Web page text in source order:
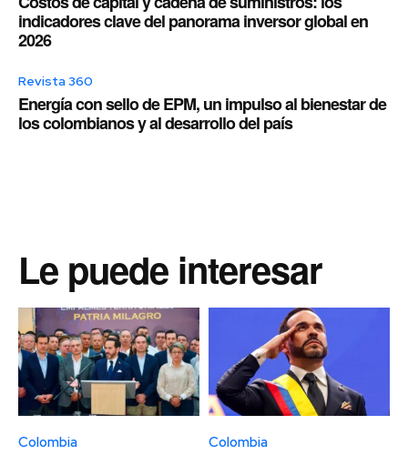
indicadores clave del panorama inversor global en
2026
Revista 360
Energía con sello de EPM, un impulso al bienestar de
los colombianos y al desarrollo del país
Le puede interesar
Colombia Colombia